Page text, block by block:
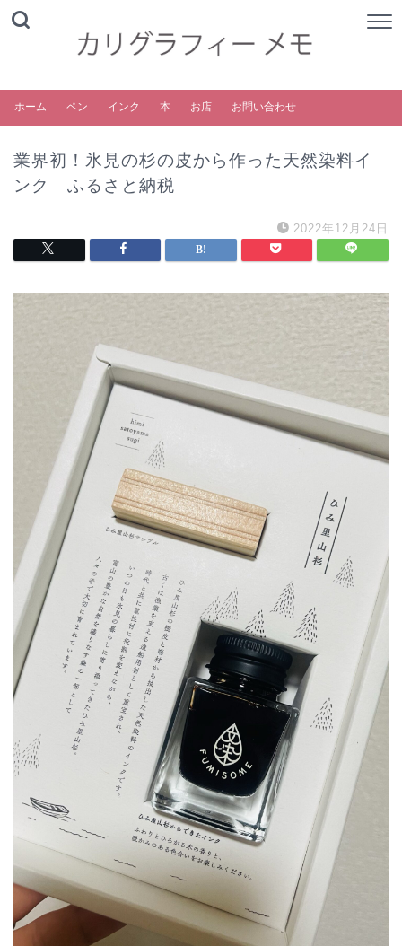
ホーム ペン インク 本 お店 お問い合わせ
業界初！氷見の杉の皮から作った天然染料イ
ンク ふるさと納税
2022年12月24日